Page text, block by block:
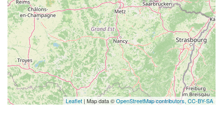
Leaflet | Map data ©OpenStreetMap contributors, CC-BY-SA